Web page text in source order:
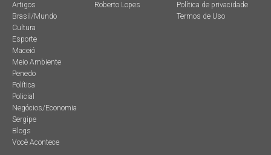
Artigos
Brasil/Mundo
Cultura
Esporte
Maceió
Meio Ambiente
Penedo
Política
Policial
Negócios/Economia
Sergipe
Blogs
Você Acontece
Roberto Lopes
Política de privacidade
Termos de Uso